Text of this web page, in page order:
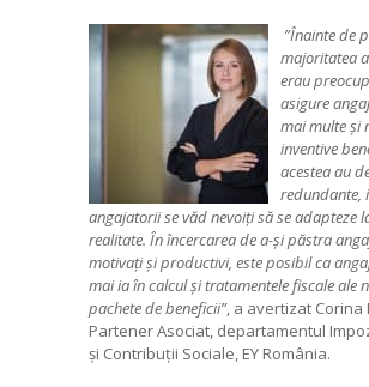
”Înainte de
majoritatea
erau
asigure
mai multe și
inventive
acestea au
redundante,
angajatorii se văd nevoiți să se adapteze
realitate. În încercarea de a-și păstra
motivați și productivi, este posibil ca
mai ia în calcul și tratamentele fiscale ale
pachete de beneficii”, a avertizat Corina
Partener Asociat, departamentul
și Contribuții Sociale, EY România.